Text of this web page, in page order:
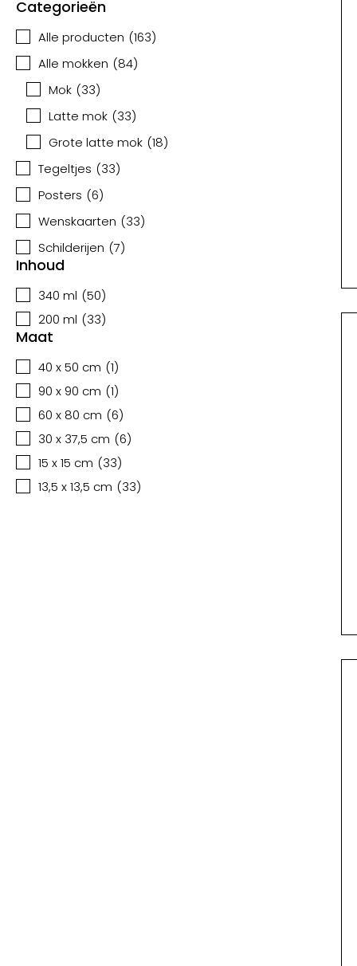
Categorieën
Alle producten (163)
Alle mokken (84)
Mok (33)
Latte mok (33)
Grote latte mok (18)
Tegeltjes (33)
Posters (6)
Wenskaarten (33)
Schilderijen (7)
Inhoud
340 ml (50)
200 ml (33)
Maat
40 x 50 cm (1)
90 x 90 cm (1)
60 x 80 cm (6)
30 x 37,5 cm (6)
15 x 15 cm (33)
13,5 x 13,5 cm (33)